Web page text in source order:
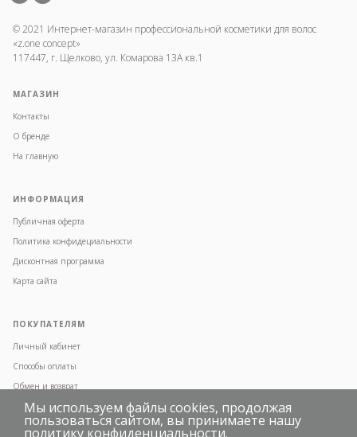
© 2021 Интернет-магазин профессиональной косметики для волос
«z.one concept»
117447, г. Щелково, ул. Комарова 13А кв.1
МАГАЗИН
Контакты
О бренде
На главную
ИНФОРМАЦИЯ
Публичная оферта
Политика конфидециальности
Дисконтная программа
Карта сайта
ПОКУПАТЕЛЯМ
Личный кабинет
Способы оплаты
Обмен и возврат
Условия доставки
Часто задаваемые вопросы
Мы используем файлы cookies, продолжая
пользоваться сайтом, вы принимаете нашу
политику конфиденциальности.